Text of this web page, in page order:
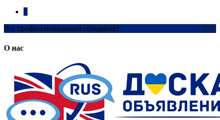
Вы профессиональный продавец?
О нас